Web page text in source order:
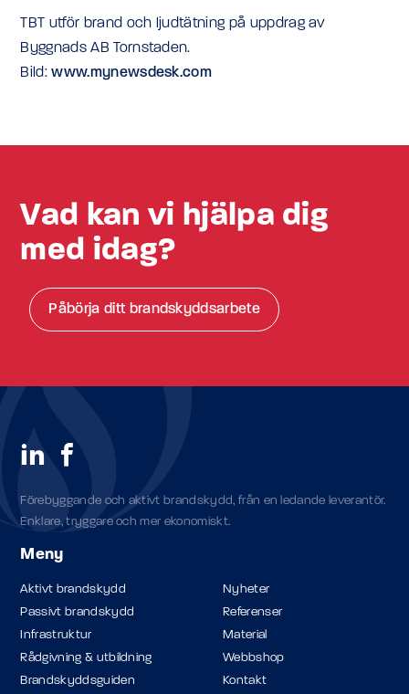
TBT utför brand och ljudtätning på uppdrag av
Byggnads AB Tornstaden.
Bild:www.mynewsdesk.com
Vad kan vi hjälpa dig
med idag?
Påbörja ditt brandskyddsarbete
Förebyggande och aktivt brandskydd, från en ledande leverantör.
Enklare, tryggare och mer ekonomiskt.
Meny
Aktivt brandskydd
Passivt brandskydd
Infrastruktur
Rådgivning & utbildning
Brandskyddsguiden
Nyheter
Referenser
Material
Webbshop
Kontakt